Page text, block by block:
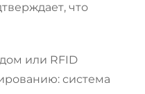
что
или RFID
система